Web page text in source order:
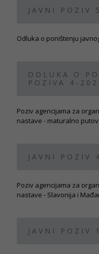
JAVNI POZIV
Odluka o poništenju
ODLUKA O
POZIVA 4-
Poziv agencijama za
nastave - maturalno
JAVNI POZIV
Poziv agencijama za
nastave - Slavonija i
JAVNI POZIV